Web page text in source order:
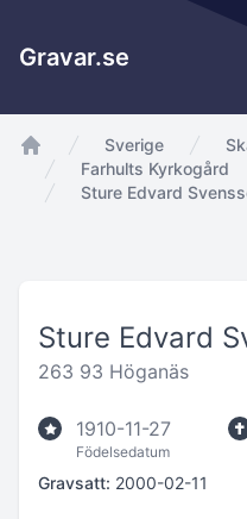
Gravar.se
app.Start
Sverige
Farhults Kyrkogård
Sture Edvard
Sture Edvard
263 93 Höganäs
1910-11-27
Födelsedatum
Gravsatt: 2000-02-11